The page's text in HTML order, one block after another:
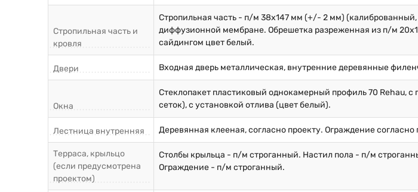
Стропильная часть и
кровля
Стропильная часть - п/м 38х147 мм (+/- 2 мм)
диффузионной мембране. Обрешетка разреженная из п/м
сайдингом цвет белый.
Двери Входная дверь металлическая, внутренние деревянные
Окна
Стеклопакет пластиковый однокамерный профиль 70 Rehau,
сеток), с установкой отлива (цвет белый).
Лестница внутренняя Деревянная клееная, согласно проекту. Ограждение согласно
Терраса, крыльцо
(если предусмотрена
проектом)
Столбы крыльца - п/м строганный. Настил пола - п/м
Ограждение - п/м строганный.